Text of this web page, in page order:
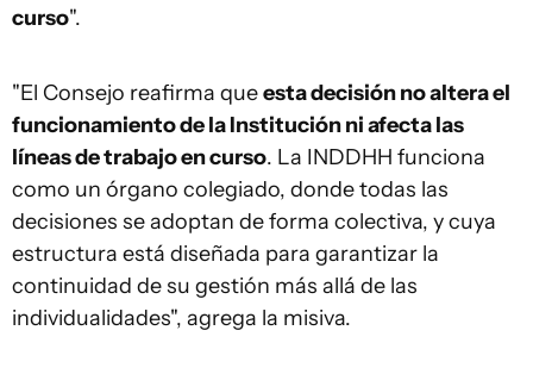
curso".
"El Consejo reafirma queesta decisión no altera el
funcionamiento de la Institución ni afecta las
líneas de trabajo en curso. La INDDHH funciona
como un órgano colegiado, donde todas las
decisiones se adoptan de forma colectiva, y cuya
estructura está diseñada para garantizar la
continuidad de su gestión más allá de las
individualidades", agrega la misiva.